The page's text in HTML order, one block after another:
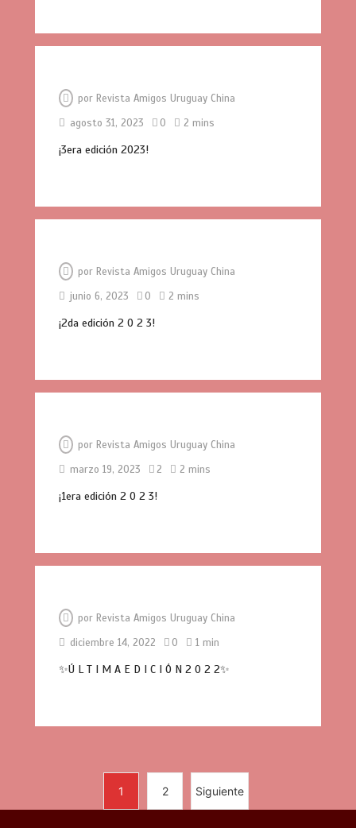
por Revista Amigos Uruguay China
agosto 31, 2023
0 2 mins
¡3era edición 2023!
por Revista Amigos Uruguay China
junio 6, 2023
0 2 mins
¡2da edición 2 0 2 3!
por Revista Amigos Uruguay China
marzo 19, 2023
2 2 mins
¡1era edición 2 0 2 3!
por Revista Amigos Uruguay China
diciembre 14, 2022
0 1 min
✨Ú L T I M A E D I C I Ó N 2 0 2 2✨
1 2 Siguiente
El cine uruguayo llega a China: «Mi
Mundial» representará al país en el
0 3 mins